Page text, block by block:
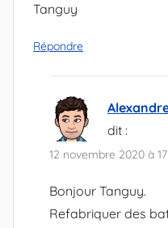
Tanguy
Répondre
dit :
12 novembre 2020 à
Bonjour Tanguy.
Refabriquer des